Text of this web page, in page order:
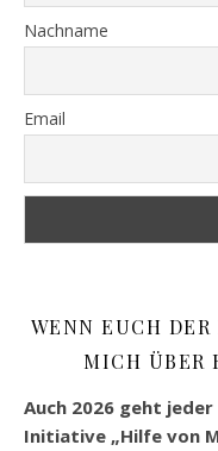
Nachname
Email
WENN EUCH
MICH ÜBER
Auch 2026 geht
Initiative „Hilfe von